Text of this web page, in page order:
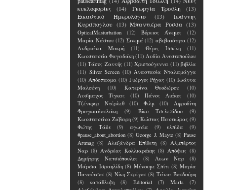
κυκλοφορίες
(14) Γεωργία Τρούλη
(13)
Εικαστικό Ημερολόγιο
(13)
Ιωάννης
Κυράπογλου (13) Μπαντιέρα Ροσσα (13)
OpticalMasturbation (12) Βόρειος Άνεμος
(12)
Μαρία Νάστου (12) Σινεμά (12) αβεβαιότητα (12)
Ανδριάνα Μακρή
(11) Θέμις Ιππέκη
(11)
Κωνσταντία Φαγαδάκη (11) Λυδία Ανεστοπούλου
(11) Τάσος Ζαννής (11) Χριστούγεννα (11) βιβλία
(11) Silver Screen (10) Αναστασία Νταλαμάγγα
(10) Απόσπασμα (10) Γιώργος Ρήγας (10) Ιωάννα
Μαλούνη
(10) Κατερίνα Θεοδώρου
(10)
Λυσίμαχος Τίγκας
(10) Πάνος Λιάκος
(10)
Τζένιφερ Ντέρλεθ
(10) Φιλμ (10)
Αφροδίτη
Φραγκιαδουλάκη
(9) Βίκυ Τσελεπίδου
(9)
Κωνσταντίνα Ζάβαρη (9) Κώστας Παντιώρας (9)
Φώτης Τάδε
(9) αγωνία (9) ελπίδα
(9)
#pause_about_abortion (8) George J. Mayte (8) Pause
Artmag (8) Αλεξάνδρα Επίθετη (8) Αλμπέρτος
Ναρ (8) Ανδρέας Κολλιαράκης (8) Απόψεις (8)
Δημήτρης Νατσιόπουλος
(8) Λεων Ναρ
(8)
Μάρσια Ισραηλίδη (8) Μένουμε Σπίτι (8) Μαρία
Πανούτσου (8) Νίκη Συρίγου (8) Τάνια Βουδούρη
(8)
κατάθλιψη (8) Editorial (7) Marla
(7)